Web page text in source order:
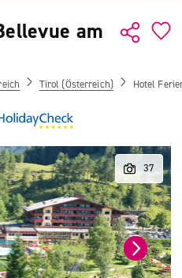
am
Tirol (Österreich) Hotel